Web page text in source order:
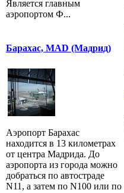
Является главным
аэропортом Ф...
Барахас, MAD (Мадрид)
Аэропорт Барахас
находится в 13 километрах
от центра Мадрида. До
аэропорта из города можно
добраться по автостраде
N11, а затем по N100 или по